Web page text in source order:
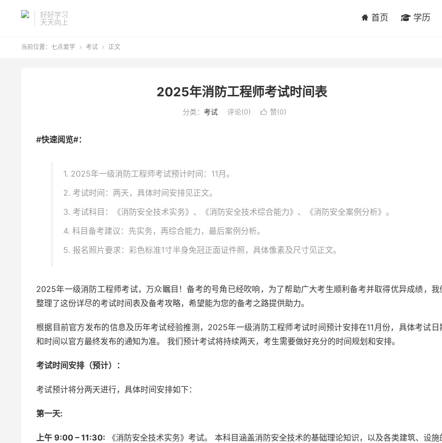
好好学习
天天向上
首页 学历
当前位置： 七点爱学  考试  正文
2025年消防工程师考试时间表
分类： 考试 评论(0)  赞(0)
#快速阅览#：
1. 2025年一级消防工程师考试预计时间：11月。
2. 考试时间：两天，具体时间安排见正文。
3. 考试科目：《消防安全技术实务》、《消防安全技术综合能力》、《消防安全案例分析》。
4. 科目备考建议：先实务，再综合能力，最后案例分析。
5. 报名照片要求：彩色标准1寸半身免冠正面证件照，具体像素及尺寸见正文。
2025年一级消防工程师考试，万众瞩目！备考的号角已经吹响，为了帮助广大考生顺利备考并取得优异成绩，我
整理了这份详尽的考试时间表及备考攻略，希望能为您的备考之路提供助力。
根据目前官方发布的信息及历年考试经验推测，2025年一级消防工程师考试时间预计安排在11月份，具体考试日
和时间以官方最终发布的通知为准。 我们预计考试将持续两天，考生需要做好充分的时间规划和安排。
考试时间安排（预计）：
考试预计将分两天进行，具体时间安排如下：
第一天:
上午 9:00 – 11:30: 《消防安全技术实务》考试。 本科目涵盖消防安全技术的基础理论知识，以及各类建筑、设施